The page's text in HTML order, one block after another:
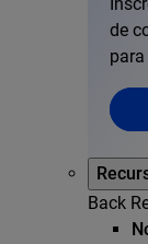
de
Back